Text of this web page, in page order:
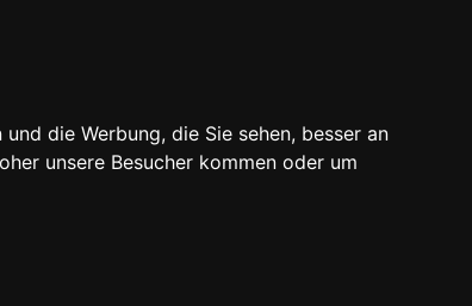
die Werbung, die Sie sehen, besser an
unsere Besucher kommen oder um